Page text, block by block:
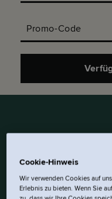
Promo-Code
DIESE
HABEN
EBENE
Cookie-Hinweis
Wir verwenden Cookies auf
Erlebnis zu bieten. Wenn Sie